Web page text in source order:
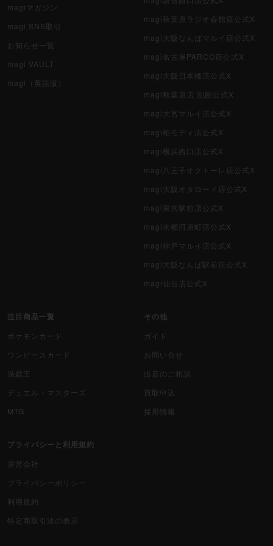
magiマガジン
magi SNS取引
お知らせ一覧
magi VAULT
magi（英語版）
magi秋葉原ラジオ会館店公式X
magi大阪なんばマルイ店公式X
magi名古屋PARCO店公式X
magi大阪日本橋店公式X
magi秋葉原店 別館公式X
magi大宮マルイ店公式X
magi柏モディ店公式X
magi横浜西口店公式X
magi八王子オクトーレ店公式X
magi大阪オタロード店公式X
magi東京駅前店公式X
magi京都河原町店公式X
magi神戸マルイ店公式X
magi大阪なんば駅前店公式X
magi仙台店公式X
注目商品一覧
ポケモンカード
ワンピースカード
遊戯王
デュエル・マスターズ
MTG
その他
ガイド
お問い合せ
出店のご相談
買取申込
採用情報
プライバシーと利用規約
運営会社
プライバシーポリシー
利用規約
特定商取引法の表示